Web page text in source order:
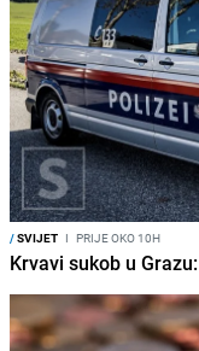
/SVIJET I PRIJE OKO 10H
Krvavi sukob u